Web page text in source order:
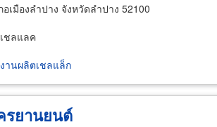
เมืองลำปาง จังหวัดลำปาง 52100
ชลแลค
านผลิตเชลแล็ก
รยานยนต์